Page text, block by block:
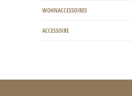
WOHNACCESSOIRES
ACCESSOIRE